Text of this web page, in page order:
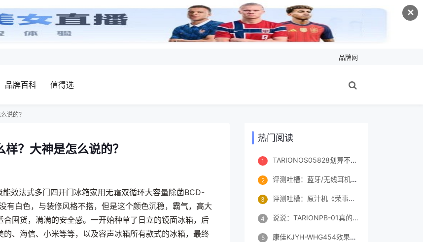
✕
品牌网
品牌百科 值得选
说的？
？大神是怎么说的？
效法式多门四开门冰箱家用无霜双循环大容量除菌BCD-
有白色，与装修风格不搭，但是这个颜色沉稳，霸气，高大
囤货，满满的安全感。一开始种草了日立的镜面冰箱，后
、海信、小米等等，以及容声冰箱所有款式的冰箱，最终
热门阅读
1 TARIONOS05828划算不划算？如何怎么样？真实情况分享！
2 评测吐槽：蓝牙/无线耳机《华为HUAWEI FreeBuds 4E 有线充版》评测配置怎么样？优缺点如何？
3 评测吐槽：原汁机《荣事达（Royalstar）RZ-08A》评测配置怎么样？优缺点如何？
4 说说：TARIONPB-01真的好吗？配置怎么样？真相如何,不看这里都吃亏了！
5 康佳KJYH-WHG454效果好吗怎么样？评价怎样？揭秘优缺点！